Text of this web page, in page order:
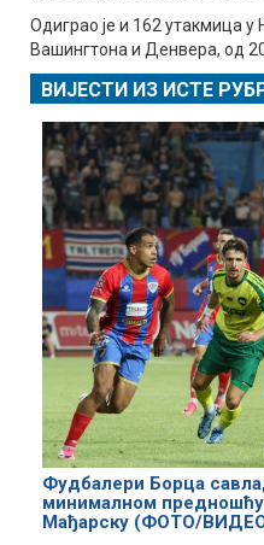
Одиграо је и 162 утакмица
Вашингтона и Денвера, од
ВИЈЕСТИ ИЗ ИСТЕ
Фудбалери Борца
минималном предношћу
Мађарску (ФОТО/